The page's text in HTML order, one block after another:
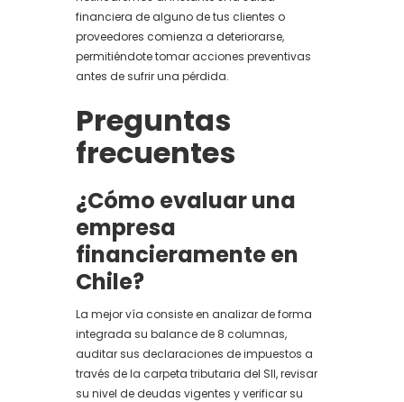
financiera de alguno de tus clientes o
proveedores comienza a deteriorarse,
permitiéndote tomar acciones preventivas
antes de sufrir una pérdida.
Preguntas
frecuentes
¿Cómo evaluar una
empresa
financieramente en
Chile?
La mejor vía consiste en analizar de forma
integrada su balance de 8 columnas,
auditar sus declaraciones de impuestos a
través de la carpeta tributaria del SII, revisar
su nivel de deudas vigentes y verificar su